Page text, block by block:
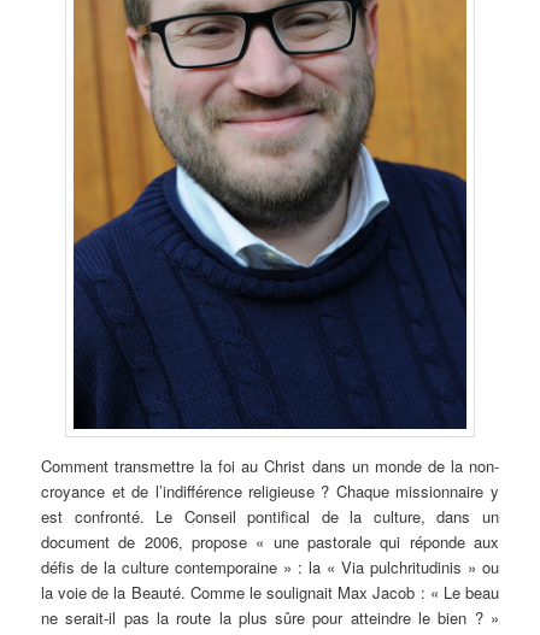
Comment transmettre la foi au Christ dans un monde de la non-
croyance et de l’indifférence religieuse ? Chaque missionnaire y
est confronté. Le Conseil pontifical de la culture, dans un
document de 2006, propose « une pastorale qui réponde aux
défis de la culture contemporaine » : la « Via pulchritudinis » ou
la voie de la Beauté. Comme le soulignait Max Jacob : « Le beau
ne serait-il pas la route la plus sûre pour atteindre le bien ? »